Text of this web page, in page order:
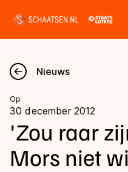
Nieuws
Kalender
Disciplines
Nieuws
Op
30 december 2012
'Zou raar
Mors niet